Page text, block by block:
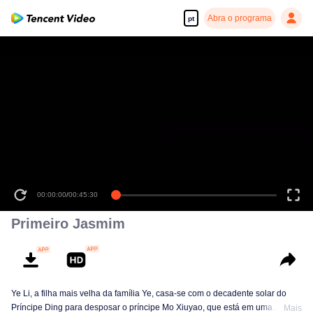
pt Abra o programa
00:00:00/00:45:30
Primeiro Jasmim
Ye Li, a filha mais velha da família Ye, casa-se com o decadente solar do
Príncipe Ding para desposar o príncipe Mo Xiuyao, que está em uma
Mais